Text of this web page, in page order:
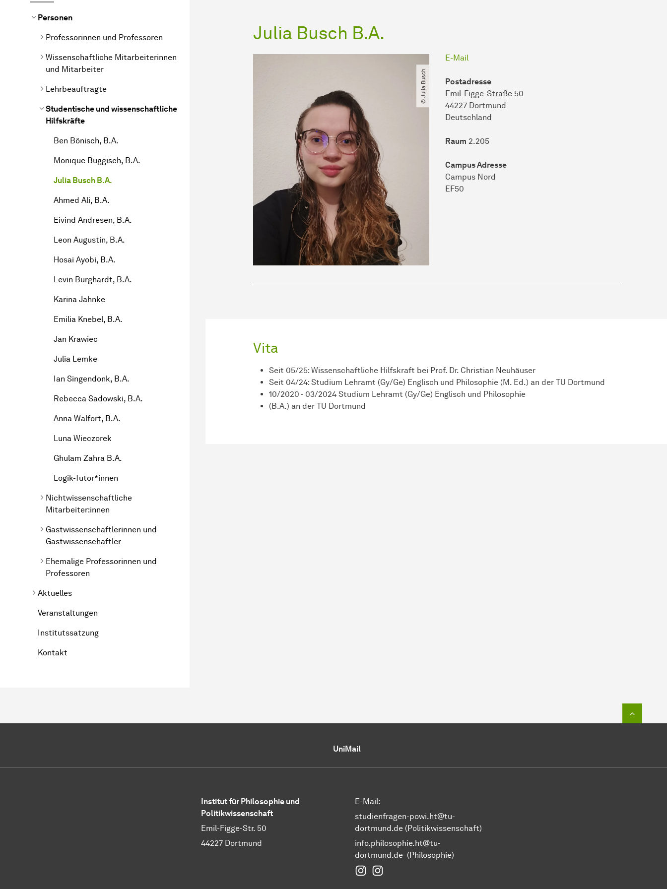
Personen
Professorinnen und Professoren
Wissenschaftliche Mitarbeiterinnen
und Mitarbeiter
Lehrbeauftragte
Studentische und wissenschaftliche
Hilfskräfte
Ben Bönisch, B.A.
Monique Buggisch, B.A.
Julia Busch B.A.
Ahmed Ali, B.A.
Eivind Andresen, B.A.
Leon Augustin, B.A.
Hosai Ayobi, B.A.
Levin Burghardt, B.A.
Karina Jahnke
Emilia Knebel, B.A.
Jan Krawiec
Julia Lemke
Ian Singendonk, B.A.
Rebecca Sadowski, B.A.
Anna Walfort, B.A.
Luna Wieczorek
Ghulam Zahra B.A.
Logik-Tutor*innen
Nichtwissenschaftliche
Mitarbeiter:innen
Gastwissenschaftlerinnen und
Gastwissenschaftler
Ehemalige Professorinnen und
Professoren
Aktuelles
Veranstaltungen
Institutssatzung
Kontakt
Julia Busch B.A.
© Julia Busch
E-Mail
Postadresse
Emil-Figge-Straße 50
44227 Dort­mund
Deutsch­land
Raum 2.205
Campus Adresse
Campus Nord
EF50
Vita
Seit 05/25: Wissenschaftliche Hilfskraft bei Prof. Dr. Christian Neuhäuser
Seit 04/24: Studium Lehramt (Gy/Ge) Englisch und Philosophie (M. Ed.) an der TU Dortmund
10/2020 - 03/2024 Studium Lehramt (Gy/Ge) Englisch und Philosophie
(B.A.) an der TU Dortmund
UniMail
Institut für Philosophie und
Politikwissenschaft
Emil-Figge-Str. 50
44227 Dortmund
E-Mail:
studienfragen-powi.ht@tu-
dortmund.de(Politikwissenschaft)
info.philosophie.ht@tu-
dortmund.de(Philosophie)
Instagram Fakultät Humanwissenschaften und Theologie
Instagram Politikwissenschaft